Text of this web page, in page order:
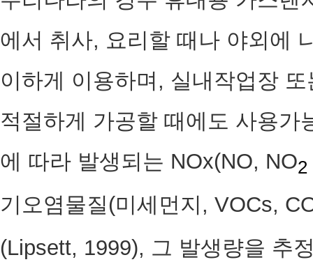
에서 취사, 요리할 때나 야외에
이하게 이용하며, 실내작업장
적절하게 가공할 때에도 사용가
에 따라 발생되는 NOx(NO, NO2
기오염물질(미세먼지, VOCs,
(Lipsett, 1999), 그 발생량을 추